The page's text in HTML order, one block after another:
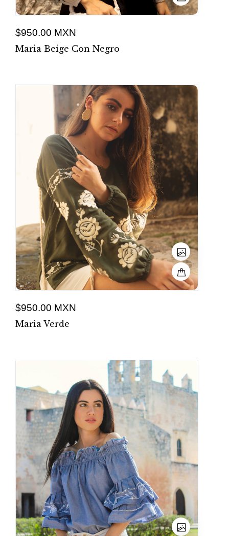
$950.00 MXN
Maria Beige Con Negro
$950.00 MXN
Maria Verde